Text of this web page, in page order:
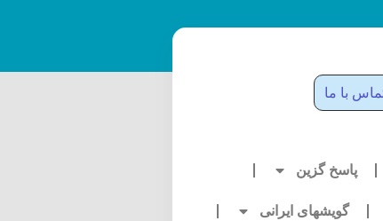
با ما
پاسخ گزین
گویشهای ایرانی